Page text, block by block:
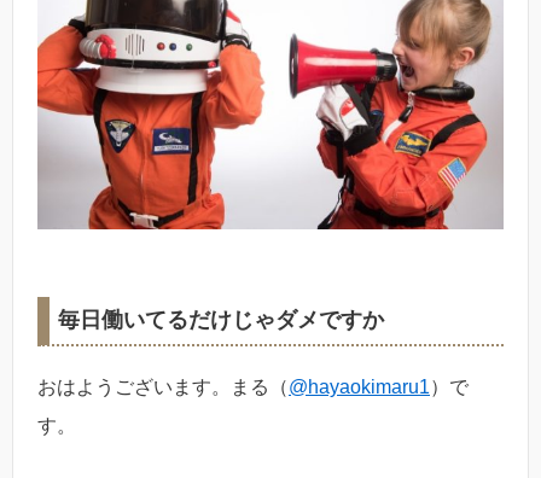
毎日働いてるだけじゃダメですか
おはようございます。まる（@hayaokimaru1）で
す。